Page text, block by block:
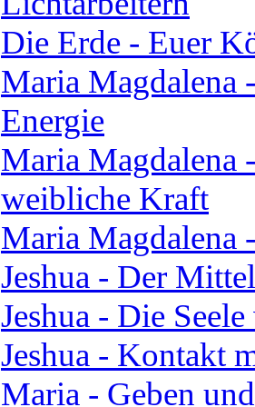
Die Erde - Euer
Maria Magdalena
Energie
Maria Magdalena
weibliche Kraft
Maria Magdalena
Jeshua - Der
Jeshua - Die
Jeshua - Kontakt
Maria - Geben